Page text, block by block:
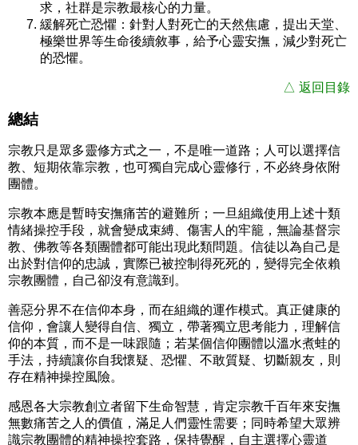
求，社群是宗教最核心的力量。
緩解死亡恐懼： 針對人對死亡的天然焦慮，提出天堂、
極樂世界等生命後續敘事，給予心靈安撫，減少對死亡
的恐懼。
△ 返回目錄
總結
宗教只是眾多靈修方式之一，不是唯一道路；人可以選擇信
教、短期依靠宗教，也可獨自完成心靈修行，不必終身依附
團體。
宗教本應是暫時安撫痛苦的避難所；一旦組織使用上述十類
情緒操控手段，就會變成束縛、傷害人的牢籠，無論基督宗
教、佛教等各類團體都可能出現此類問題。信徒以為自己是
出於對信仰的忠誠，實際已被控制得死死的，變得完全依賴
宗教團體，自己卻沒有意識到。
善惡分界不在信仰本身，而在組織的運作模式。真正健康的
信仰，會讓人變得自信、獨立，帶著獨立思考能力，理解信
仰的本質，而不是一味跟隨；若某個信仰團體以溫水煮蛙的
手法，持續讓你自我懷疑、恐懼、不敢質疑、切斷親友，則
存在精神操控風險。
感恩各大宗教創立者留下生命智慧，肯定宗教千百年來安撫
無數痛苦之人的價值，滿足人們靈性需要；同時希望大眾辨
識宗教團體的精神操控套路，保持覺醒，自主選擇心靈道